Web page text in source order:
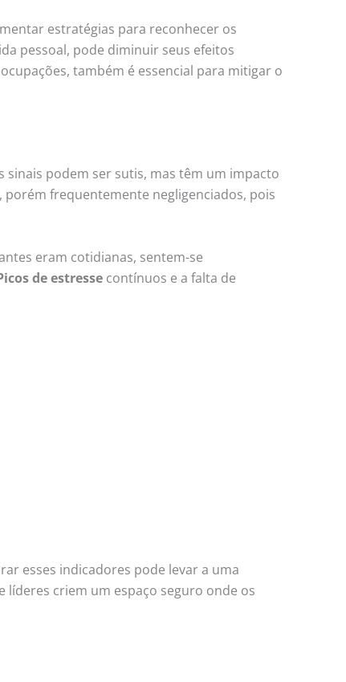
estratégias para reconhecer os
pessoal, pode diminuir seus efeitos
também é essencial para mitigar o
sinais podem ser sutis, mas têm um impacto
frequentemente negligenciados, pois
eram cotidianas, sentem-se
de estresse contínuos e a falta de
esses indicadores pode levar a uma
líderes criem um espaço seguro onde os